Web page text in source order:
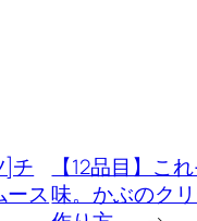
]チ
ース
【12品目】こ
味。かぶのク